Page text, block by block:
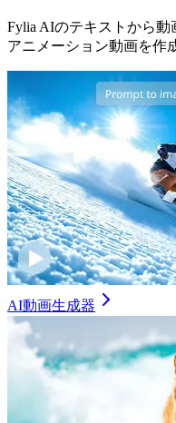
Fylia AIのテキストから
アニメーション動画を作
AI動画生成器